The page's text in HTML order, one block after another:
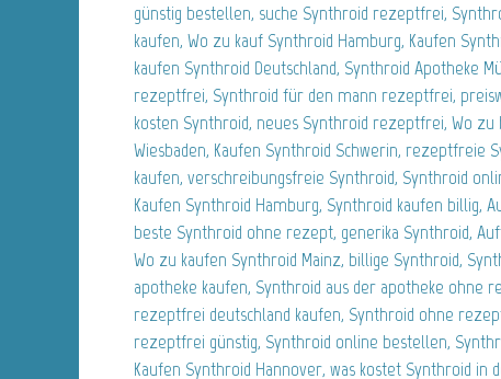
günstig bestellen, suche Synthroid rezeptfrei,
kaufen, Wo zu kauf Synthroid Hamburg, Kaufen
kaufen Synthroid Deutschland, Synthroid Apotheke
rezeptfrei, Synthroid für den mann rezeptfrei,
kosten Synthroid, neues Synthroid rezeptfrei, Wo
Wiesbaden, Kaufen Synthroid Schwerin, rezeptfreie
kaufen, verschreibungsfreie Synthroid, Synthroid
Kaufen Synthroid Hamburg, Synthroid kaufen billig,
beste Synthroid ohne rezept, generika Synthroid,
Wo zu kaufen Synthroid Mainz, billige Synthroid,
apotheke kaufen, Synthroid aus der apotheke ohne
rezeptfrei deutschland kaufen, Synthroid ohne
rezeptfrei günstig, Synthroid online bestellen,
Kaufen Synthroid Hannover, was kostet Synthroid in